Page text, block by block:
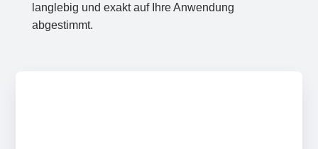
langlebig und exakt auf Ihre Anwendung
abgestimmt.